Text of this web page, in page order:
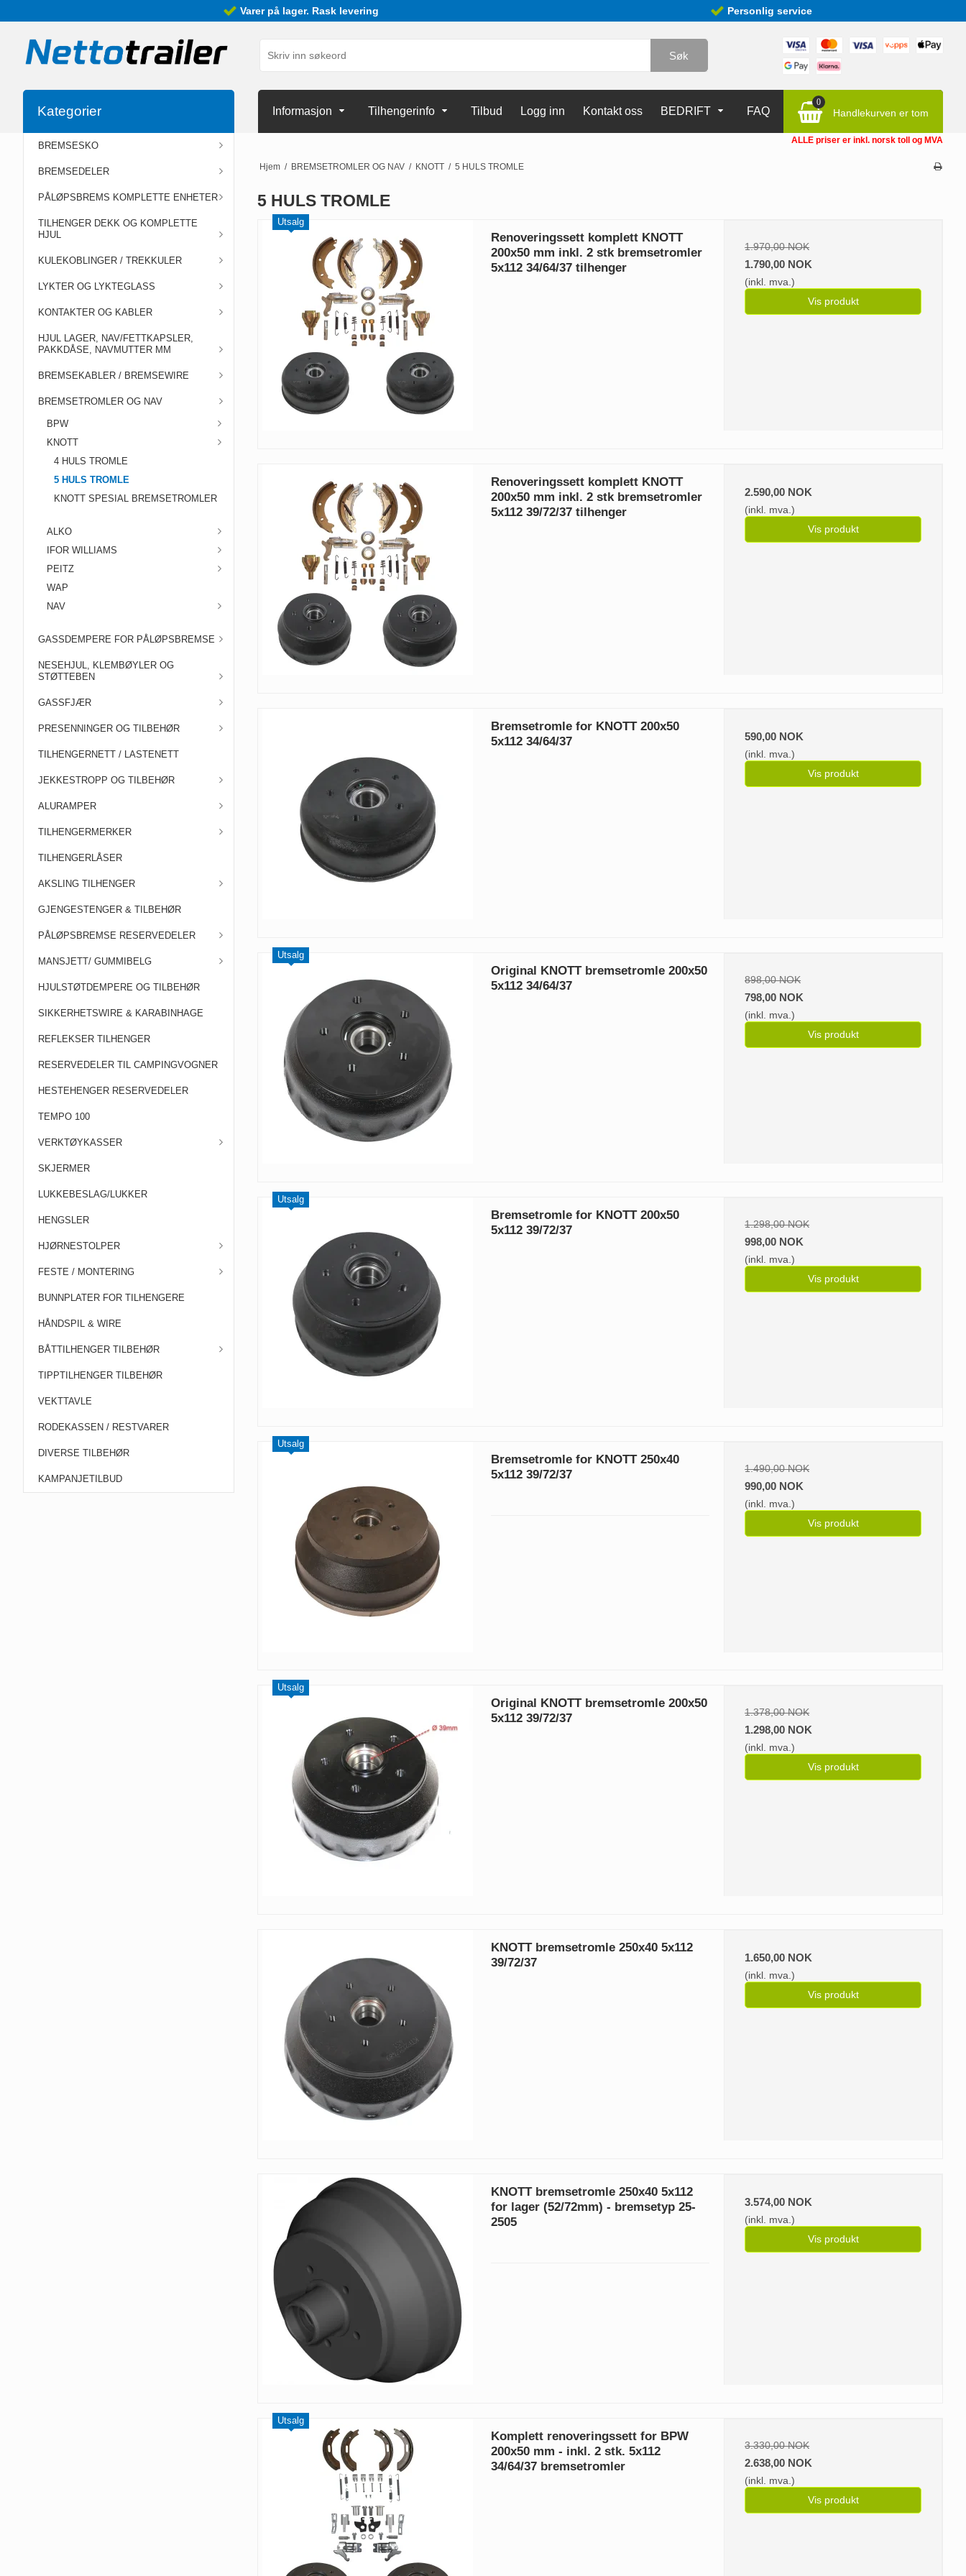
Varer på lager. Rask levering Personlig service
Søk
0
Handlekurven er tom
Informasjon Tilhengerinfo Tilbud Logg inn Kontakt oss BEDRIFT FAQ
Kategorier
BREMSESKO
BREMSEDELER
PÅLØPSBREMS KOMPLETTE ENHETER
TILHENGER DEKK OG KOMPLETTE
HJUL
KULEKOBLINGER / TREKKULER
LYKTER OG LYKTEGLASS
KONTAKTER OG KABLER
HJUL LAGER, NAV/FETTKAPSLER,
PAKKDÅSE, NAVMUTTER MM
BREMSEKABLER / BREMSEWIRE
BREMSETROMLER OG NAV
BPW
KNOTT
4 HULS TROMLE
5 HULS TROMLE
KNOTT SPESIAL BREMSETROMLER
ALKO
IFOR WILLIAMS
PEITZ
WAP
NAV
GASSDEMPERE FOR PÅLØPSBREMSE
NESEHJUL, KLEMBØYLER OG
STØTTEBEN
GASSFJÆR
PRESENNINGER OG TILBEHØR
TILHENGERNETT / LASTENETT
JEKKESTROPP OG TILBEHØR
ALURAMPER
TILHENGERMERKER
TILHENGERLÅSER
AKSLING TILHENGER
GJENGESTENGER & TILBEHØR
PÅLØPSBREMSE RESERVEDELER
MANSJETT/ GUMMIBELG
HJULSTØTDEMPERE OG TILBEHØR
SIKKERHETSWIRE & KARABINHAGE
REFLEKSER TILHENGER
RESERVEDELER TIL CAMPINGVOGNER
HESTEHENGER RESERVEDELER
TEMPO 100
VERKTØYKASSER
SKJERMER
LUKKEBESLAG/LUKKER
HENGSLER
HJØRNESTOLPER
FESTE / MONTERING
BUNNPLATER FOR TILHENGERE
HÅNDSPIL & WIRE
BÅTTILHENGER TILBEHØR
TIPPTILHENGER TILBEHØR
VEKTTAVLE
RODEKASSEN / RESTVARER
DIVERSE TILBEHØR
KAMPANJETILBUD
ALLE priser er inkl. norsk toll og MVA
Hjem / BREMSETROMLER OG NAV / KNOTT / 5 HULS TROMLE
5 HULS TROMLE
Utsalg
Renoveringssett komplett KNOTT
200x50 mm inkl. 2 stk bremsetromler
5x112 34/64/37 tilhenger
1.970,00 NOK
1.790,00 NOK
(inkl. mva.)
Vis produkt
Renoveringssett komplett KNOTT
200x50 mm inkl. 2 stk bremsetromler
5x112 39/72/37 tilhenger
2.590,00 NOK
(inkl. mva.)
Vis produkt
Bremsetromle for KNOTT 200x50
5x112 34/64/37
590,00 NOK
(inkl. mva.)
Vis produkt
Utsalg
Original KNOTT bremsetromle 200x50
5x112 34/64/37
898,00 NOK
798,00 NOK
(inkl. mva.)
Vis produkt
Utsalg
Bremsetromle for KNOTT 200x50
5x112 39/72/37
1.298,00 NOK
998,00 NOK
(inkl. mva.)
Vis produkt
Utsalg
Bremsetromle for KNOTT 250x40
5x112 39/72/37
1.490,00 NOK
990,00 NOK
(inkl. mva.)
Vis produkt
Utsalg
Original KNOTT bremsetromle 200x50
5x112 39/72/37
1.378,00 NOK
1.298,00 NOK
(inkl. mva.)
Vis produkt
KNOTT bremsetromle 250x40 5x112
39/72/37
1.650,00 NOK
(inkl. mva.)
Vis produkt
KNOTT bremsetromle 250x40 5x112
for lager (52/72mm) - bremsetyp 25-
2505
3.574,00 NOK
(inkl. mva.)
Vis produkt
Utsalg
Komplett renoveringssett for BPW
200x50 mm - inkl. 2 stk. 5x112
34/64/37 bremsetromler
3.330,00 NOK
2.638,00 NOK
(inkl. mva.)
Vis produkt